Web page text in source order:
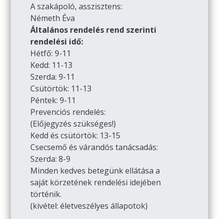
A szakápoló, asszisztens:
Németh Éva
Általános rendelés rend szerinti
rendelési idő:
Hétfő: 9-11
Kedd: 11-13
Szerda: 9-11
Csütörtök: 11-13
Péntek: 9-11
Prevenciós rendelés:
(Előjegyzés szükséges!)
Kedd és csütörtök: 13-15
Csecsemő és várandós tanácsadás:
Szerda: 8-9
Minden kedves betegünk ellátása a
saját körzetének rendelési idejében
történik.
(kivétel: életveszélyes állapotok)